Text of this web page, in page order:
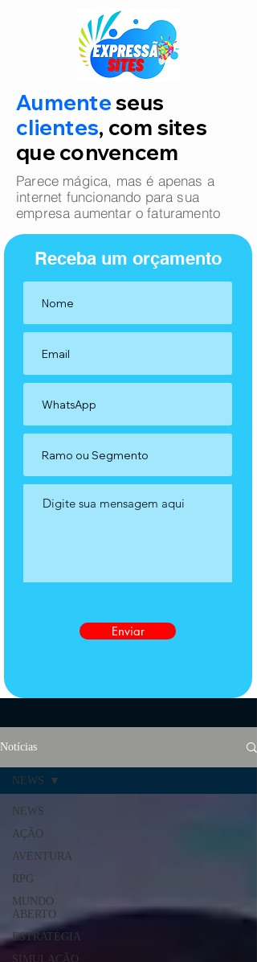
Aumenteseus
clientes, com sites
que convencem
Parece mágica, mas é apenas a
internet funcionando para sua
empresa aumentar o faturamento
Receba um orçamento
Enviar
Notícias
NEWS
AÇÃO
AVENTURA
RPG
MUNDO
ABERTO
ESTRATÉGIA
SIMULAÇÃO
NEWS